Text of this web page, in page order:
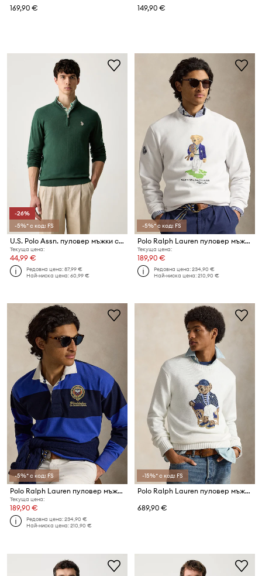
169,90 €
149,90 €
-26%
-5%* с код: FS
U.S. Polo Assn. пуловер мъжки с памук Rich Funnel 1/4 Zip
Текуща цена:
44,99 €
Редовна цена:87,99 €
Най-ниска цена:60,99 €
-5%* с код: FS
Polo Ralph Lauren пуловер мъжки от памук Wimbledon
Текуща цена:
189,90 €
Редовна цена:234,90 €
Най-ниска цена:210,90 €
-5%* с код: FS
Polo Ralph Lauren пуловер мъжки от памук Wimbledon
Текуща цена:
189,90 €
Редовна цена:234,90 €
Най-ниска цена:210,90 €
-15%* с код: FS
Polo Ralph Lauren пуловер мъжки от памук
689,90 €